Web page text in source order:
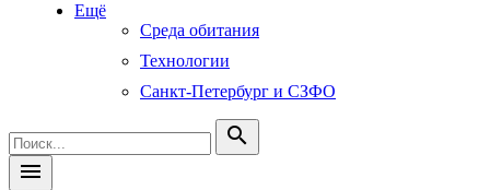
Ещё
Среда обитания
Технологии
Санкт-Петербург и СЗФО
search
menu